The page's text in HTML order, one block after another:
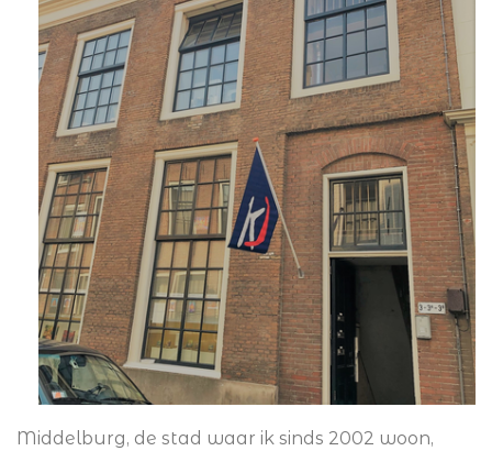
Middelburg, de stad waar ik sinds 2002 woon,